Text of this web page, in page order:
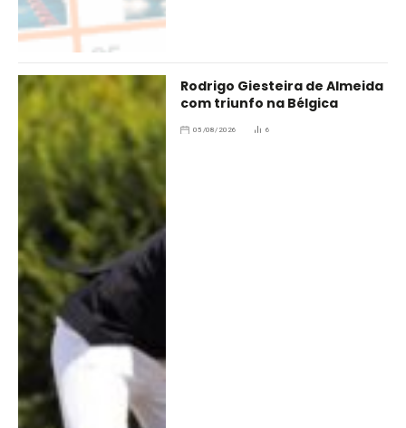
Rodrigo Giesteira de Almeida
com triunfo na Bélgica
05/08/2026 6